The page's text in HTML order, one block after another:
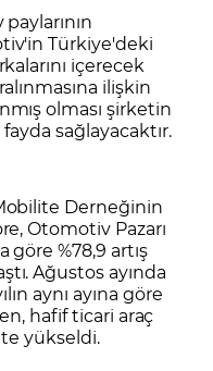
Türkiye'deki
içerecek
ilişkin
olması şirketin
sağlayacaktır.
Derneğinin
Otomotiv Pazarı
göre %78,9 artış
Ağustos ayında
aynı ayına göre
hafif ticari araç
yükseldi.